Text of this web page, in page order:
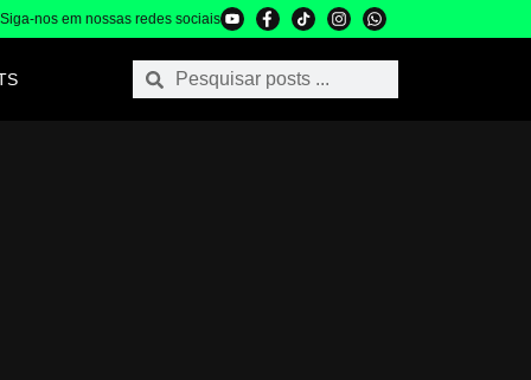
Siga-nos em nossas redes sociais